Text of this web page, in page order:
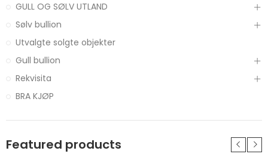
GULL OG SØLV UTLAND
Sølv bullion
Utvalgte solgte objekter
Gull bullion
Rekvisita
BRA KJØP
Featured products